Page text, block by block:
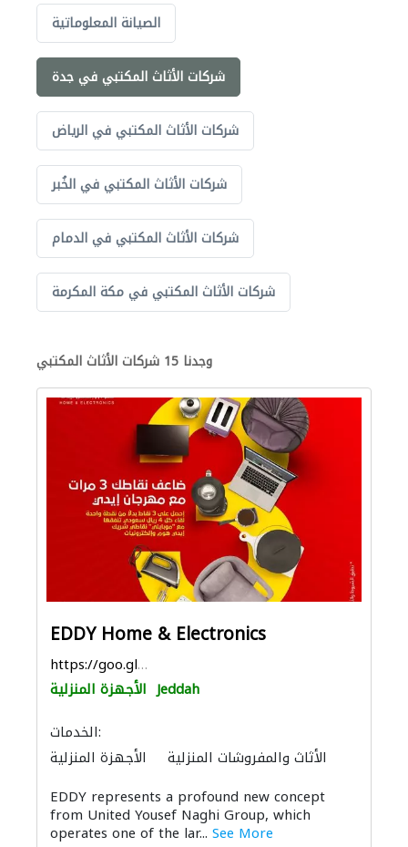
الصيانة المعلوماتية
شركات الأثاث المكتبي في جدة
شركات الأثاث المكتبي في الرياض
شركات الأثاث المكتبي في الخُبر
شركات الأثاث المكتبي في الدمام
شركات الأثاث المكتبي في مكة المكرمة
وجدنا 15 شركات الأثاث المكتبي
EDDY Home & Electronics
https://goo.gl/maps/8977Du9pJ37smpLv6
الأجهزة المنزلية Jeddah
الخدمات:
الأجهزة المنزلية
الأثاث والمفروشات المنزلية
الصوتيات
EDDY represents a profound new concept
from United Yousef Naghi Group, which
operates one of the lar... See More